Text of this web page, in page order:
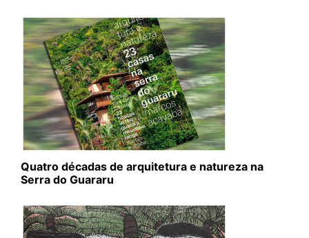
Quatro décadas de arquitetura e natureza na
Serra do Guararu